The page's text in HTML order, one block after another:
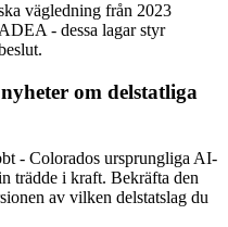
vägledning från 2023
- dessa lagar styr
om delstatliga
- Colorados ursprungliga AI-
trädde i kraft. Bekräfta den
av vilken delstatslag du